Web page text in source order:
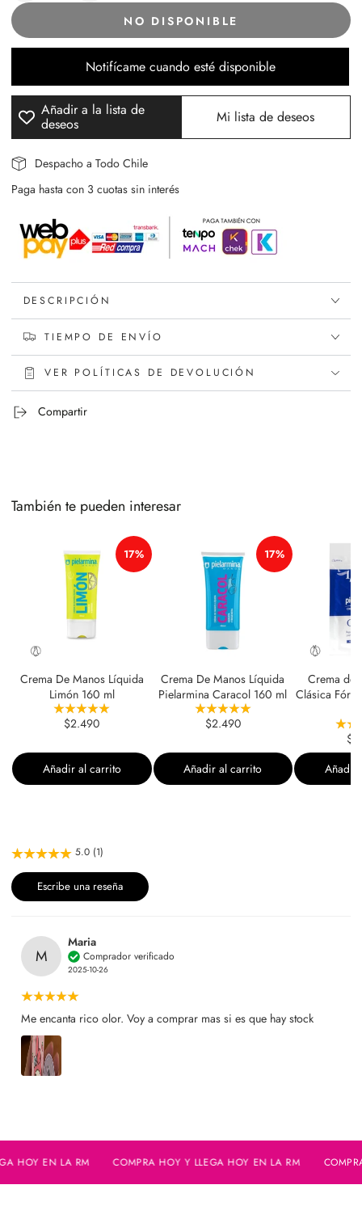
Parafina
My
Melody
BFF
de
Manos
Parafina
My
BFF
NO DISPONIBLE
Notifícame cuando esté disponible
Añadir a la lista de
deseos Mi lista de deseos
Despacho a Todo Chile
Paga hasta con 3 cuotas sin interés
DESCRIPCIÓN
TIEMPO DE ENVÍO
VER POLÍTICAS DE DEVOLUCIÓN
Compartir
También te pueden interesar
17%
Crema De Manos Líquida
Limón 160 ml
$2.490
Añadir al carrito
17%
Crema De Manos Líquida
Pielarmina Caracol 160 ml
$2.490
Añadir al carrito
Crema de
Clásica
Añadir
5.0 (1)
Escribe una reseña
M
Maria
Comprador verificado
2025-10-26
Me encanta rico olor. Voy a comprar mas si es que hay stock
HOY EN LA RM COMPRA HOY Y LLEGA HOY EN LA RM